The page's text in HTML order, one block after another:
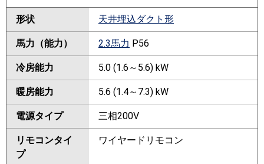
形状 天井埋込ダクト形
馬力（能力） 2.3馬力 P56
冷房能力 5.0 (1.6～5.6) kW
暖房能力 5.6 (1.4～7.3) kW
電源タイプ 三相200V
リモコンタイ
プ
ワイヤードリモコン